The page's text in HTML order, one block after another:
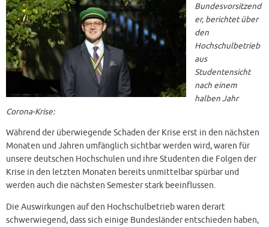
Bundesvorsitzend
er, berichtet über
den
Hochschulbetrieb
aus
Studentensicht
nach einem
halben Jahr
Corona-Krise:
Während der überwiegende Schaden der Krise erst in den nächsten
Monaten und Jahren umfänglich sichtbar werden wird, waren für
unsere deutschen Hochschulen und ihre Studenten die Folgen der
Krise in den letzten Monaten bereits unmittelbar spürbar und
werden auch die nächsten Semester stark beeinflussen.
Die Auswirkungen auf den Hochschulbetrieb waren derart
schwerwiegend, dass sich einige Bundesländer entschieden haben,